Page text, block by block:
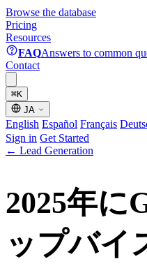
Browse the database
Pricing
Resources
FAQAnswers to common
Contact
⌘K
JA
English Español Français
Sign in Get Started
← Lead Generation
2025年に
ップバイ